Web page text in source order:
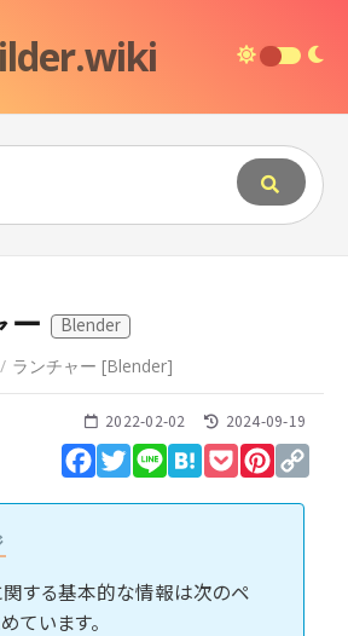
ー
Blender
/ ランチャー [Blender]
2022-02-02 2024-09-19
Facebook
Twitter
Line HatenaPocket
する基本的な情報は次のペ
ています。